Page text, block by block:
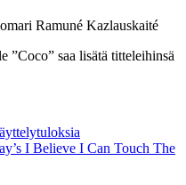
Ramuné Kazlauskaité
”Coco” saa lisätä titteleihinsä
I Believe I Can Touch The